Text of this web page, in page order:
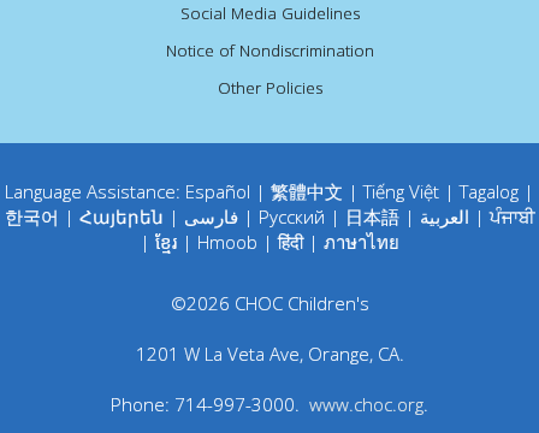
Social Media Guidelines
Notice of Nondiscrimination
Other Policies
Language Assistance: Español | 繁體中文 |Tiếng Việt |Tagalog |
한국어 | Հայերեն | فارسی| Русский | 日本語| العربية |ਪੰਜਾਬੀ
| ខ្មែរ | Hmoob |हिंदी| ภาษาไทย
©2026 CHOC Children's
1201 W La Veta Ave, Orange, CA.
Phone: 714-997-3000. www.choc.org.